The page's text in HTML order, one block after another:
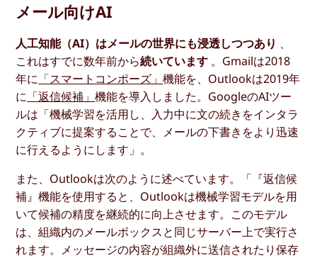
メール向けAI
人工知能（AI）はメールの世界にも浸透しつつあり 、
これはすでに数年前から続いています 。Gmailは2018
年に 「スマートコンポーズ」機能を、Outlookは2019年
に 「返信候補」機能を導入しました。GoogleのAIツー
ルは「機械学習を活用し、入力中に文の続きをインタラ
クティブに提案することで、メールの下書きをより迅速
に行えるようにします」。
また、Outlookは次のように述べています。「『返信候
補』機能を使用すると、Outlookは機械学習モデルを用
いて候補の精度を継続的に向上させます。このモデル
は、組織内のメールボックスと同じサーバー上で実行さ
れます。メッセージの内容が組織外に送信されたり保存